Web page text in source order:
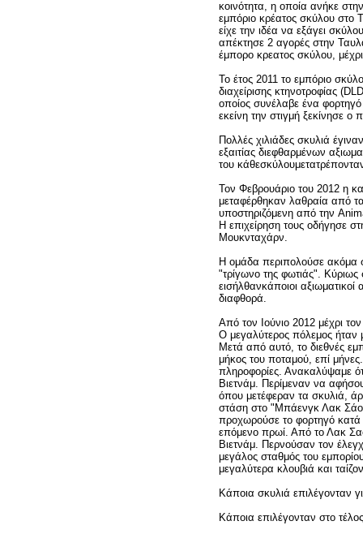
κοινότητα, η οποία ανήκε
εμπόριο κρέατος σκύλου στο
είχε την ιδέα να εξάγει
απέκτησε 2 αγορές στην
έμπορο κρεατος σκύλου,
Το έτος 2011 το εμπόριο
διαχείρισης κτηνοτροφίας
οποίος συνέλαβε ένα
εκείνη την στιγμή ξεκίνησε
Πολλές χιλιάδες σκυλιά
εξαιτίας διεφθαρμένων
του
Τον Φεβρουάριο του 2012 η
μεταφέρθηκαν λαθραία από
υποστηριζόμενη από την
Η επιχείρηση τους οδήγησε
Μουκνταχάρν.
Η ομάδα περιπολούσε ακόμα
"τρίγωνο της φωτιάς".
εισήλθανκάποιοι
διαφθορά.
Από τον Ιούνιο 2012 μέχρι
Ο μεγαλύτερος πόλεμος
Μετά από αυτό, το διεθνές
μήκος του ποταμού, επί
πληροφορίες. Ανακαλύψαμε
Βιετνάμ. Περίμεναν να
όπου μετέφεραν τα σκυλιά,
στάση στο "Μπάενγκ Λακ
προχωρούσε το φορτηγό κατά
επόμενο πρωί. Από το Λακ
Βιετνάμ. Περνούσαν τον
μεγάλος σταθμός του
μεγαλύτερα κλουβιά και
Κάποια σκυλιά επιλέγονταν
Κάποια επιλέγονταν στο